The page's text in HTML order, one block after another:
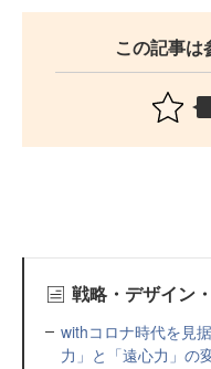
この記事は
戦略・デザイン
withコロナ時代を見
力」と「遠心力」の